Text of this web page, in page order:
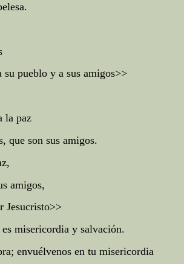
su pueblo y a sus amigos>>
la paz
que son sus amigos.
amigos,
Jesucristo>>
misericordia y salvación.
envuélvenos en tu misericordia